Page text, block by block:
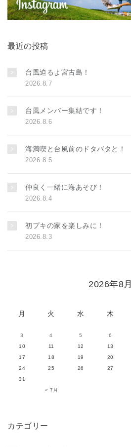
最近の投稿
台風迫るよ宮古島！
2026.8.7
台風メンバー集結です！
2026.8.6
海満喫と台風前のドタバタと！
2026.8.5
仲良く一緒に海あそび！
2026.8.4
初プキの家を楽しみに！
2026.8.3
2026年8月
月 火 水 木
« 7月
3
4 5 6
10
11 12 13
17
18 19 20
24
25 26 27
31
カテゴリー